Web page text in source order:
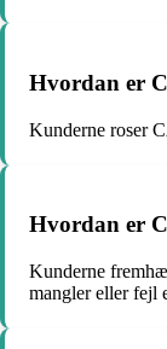
Hvordan er
Kunderne roser
Hvordan er
Kunderne
mangler eller fejl